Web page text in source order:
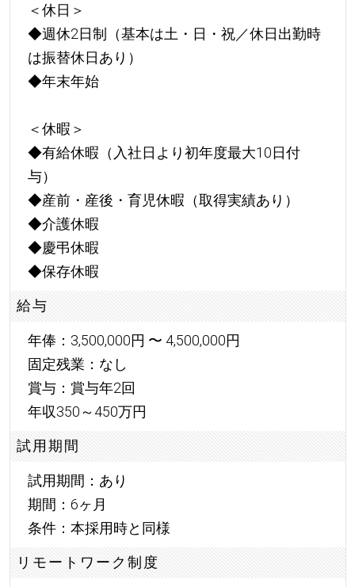
＜休日＞
◆週休2日制（基本は土・日・祝／休日出勤時
は振替休日あり）
◆年末年始
＜休暇＞
◆有給休暇（入社日より初年度最大10日付
与）
◆産前・産後・育児休暇（取得実績あり）
◆介護休暇
◆慶弔休暇
◆保存休暇
給与
年俸：3,500,000円 〜 4,500,000円
固定残業：なし
賞与：賞与年2回
年収350～450万円
試用期間
試用期間：あり
期間：6ヶ月
条件：本採用時と同様
リモートワーク制度